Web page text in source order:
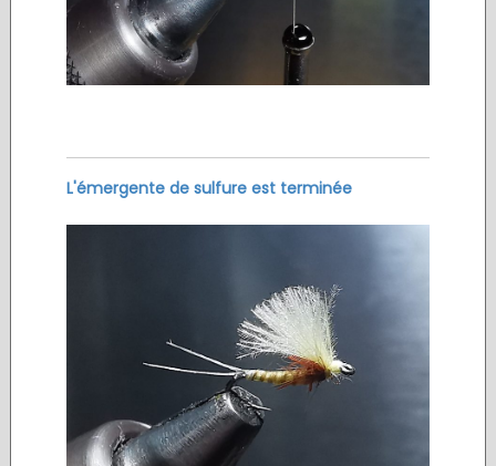
L'émergente de sulfure est terminée